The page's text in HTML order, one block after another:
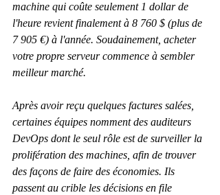
machine qui coûte seulement 1 dollar de
l'heure revient finalement à 8 760 $ (plus de
7 905 €) à l'année. Soudainement, acheter
votre propre serveur commence à sembler
meilleur marché.
Après avoir reçu quelques factures salées,
certaines équipes nomment des auditeurs
DevOps dont le seul rôle est de surveiller la
prolifération des machines, afin de trouver
des façons de faire des économies. Ils
passent au crible les décisions en file